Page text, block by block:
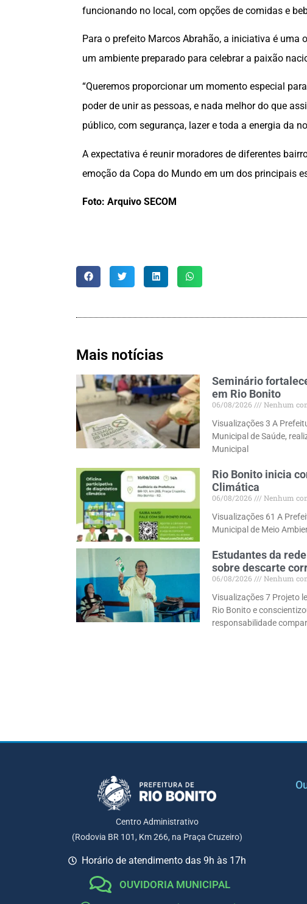
funcionando no local, com opções de comidas e
Para o prefeito Marcos Abrahão, a iniciativa é uma
um ambiente preparado para celebrar a paixão
“Queremos proporcionar um momento especial
poder de unir as pessoas, e nada melhor do que
público, com segurança, lazer e toda a energia da
A expectativa é reunir moradores de diferentes
emoção da Copa do Mundo em um dos principais
Foto: Arquivo SECOM
Mais notícias
Seminário
em Rio Bonito
06/08/2026
Nenhum
Visualizações 3 A
Municipal de Saúde,
Municipal
Rio Bonito inicia
Climática
06/08/2026
Nenhum
Visualizações 61 A
Municipal de Meio
Estudantes da
sobre descarte
06/08/2026
Nenhum
Visualizações 7 Projeto
Rio Bonito e
responsabilidade
Centro Administrativo
(Rodovia BR 101, Km 266, na Praça Cruzeiro)
Horário de atendimento das 9h às 17h
OUVIDORIA MUNICIPAL